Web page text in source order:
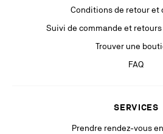
bénéficiez d'un droit d'accès, de rectification,
et de limitation aux traitements des
vous pouvez exercer en vous adressant à
Si vous n’êtes pas satisfait de notre réponse
Restez à la pointe grâce à des
Conditions de retour et
Suivi de commande et
Trouver une
FAQ
SERVICES
Prendre rendez-vous